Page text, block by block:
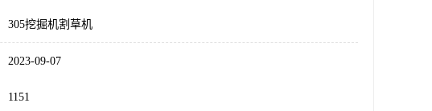
305挖掘机割草机
2023-09-07
1151